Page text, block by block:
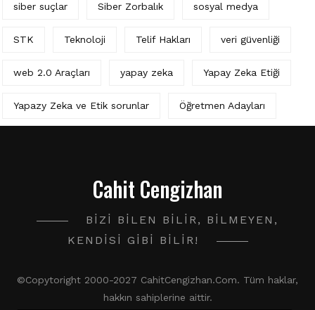
siber suçlar Siber Zorbalık sosyal medya
STK Teknoloji Telif Hakları veri güvenliği
web 2.0 Araçları yapay zeka Yapay Zeka Etiği
Yapazy Zeka ve Etik sorunlar Öğretmen Adayları
Cahit Cengizhan
BIZI BILEN BILIR, BILMEYEN,
KENDISI GIBI BILIR!
©Copytoright 2000-2027 CahitCengizhan.Com. Tüm haklar,
hakkın sahiplerine aittir.